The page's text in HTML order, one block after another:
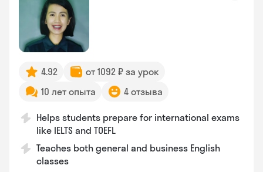
4.92
от 1092 ₽ за урок
10 лет опыта
4 отзыва
Helps students prepare for international exams
like IELTS and TOEFL
Teaches both general and business English
classes